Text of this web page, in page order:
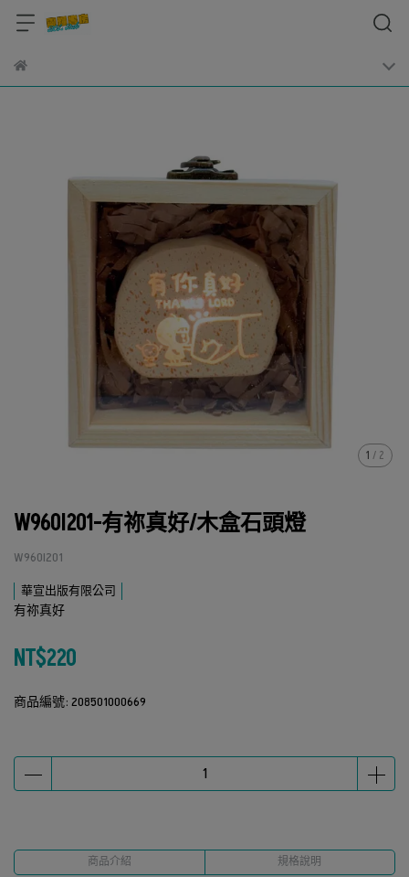
1 / 2
W960I201-有祢真好/木盒石頭燈
W960I201
華宣出版有限公司
有祢真好
NT$220
商品編號: 208501000669
商品介紹 規格說明